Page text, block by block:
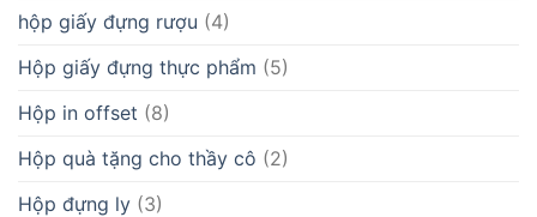
hộp giấy đựng rượu (4)
Hộp giấy đựng thực phẩm (5)
Hộp in offset (8)
Hộp quà tặng cho thầy cô (2)
Hộp đựng ly (3)